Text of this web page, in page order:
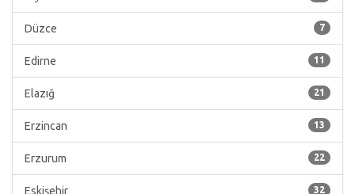
7
Düzce
11
Edirne
21
Elazığ
13
Erzincan
22
Erzurum
32
Eskişehir